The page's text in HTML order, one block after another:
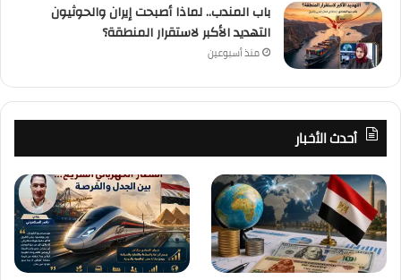
باب المندب.. لماذا أصبحت إيران والحوثيون
التهديد الأكبر لاستقرار المنطقة؟
منذ أسبوعين
أحدث الأخبار